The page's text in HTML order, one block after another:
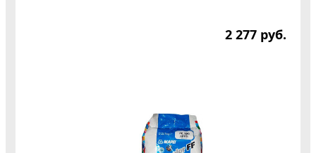
2 277 руб.